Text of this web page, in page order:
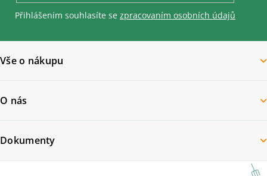
Přihlášením souhlasíte se zpracovaním osobních údajů
Vše o nákupu
O nás
Dokumenty